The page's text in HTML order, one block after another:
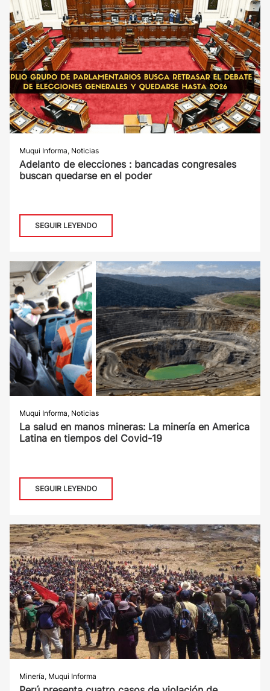
Muqui Informa, Noticias
Adelanto de elecciones : bancadas congresales
buscan quedarse en el poder
SEGUIR LEYENDO
Muqui Informa, Noticias
La salud en manos mineras: La minería en America
Latina en tiempos del Covid-19
SEGUIR LEYENDO
Minería, Muqui Informa